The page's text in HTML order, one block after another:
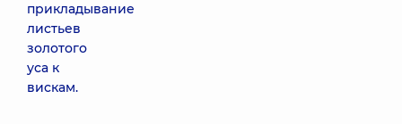
прикладывание
листьев
золотого
уса к
вискам.